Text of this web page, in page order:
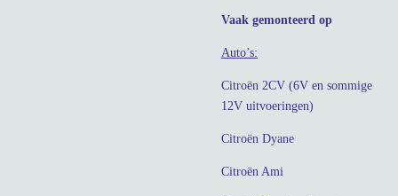
Vaak gemonteerd op
Auto’s:
Citroën 2CV (6V en sommige
12V uitvoeringen)
Citroën Dyane
Citroën Ami